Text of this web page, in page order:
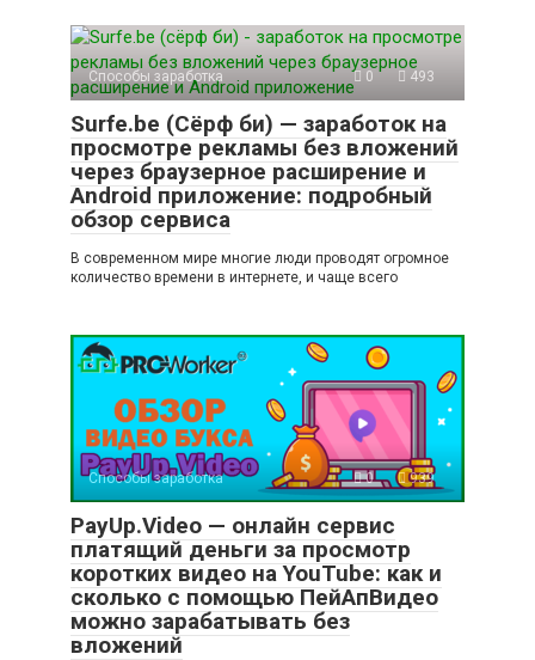
Способы заработка 0 493
Surfe.be (Сёрф би) — заработок на
просмотре рекламы без вложений
через браузерное расширение и
Android приложение: подробный
обзор сервиса
В современном мире многие люди проводят огромное
количество времени в интернете, и чаще всего
Способы заработка 0 939
PayUp.Video — онлайн сервис
платящий деньги за просмотр
коротких видео на YouTube: как и
сколько с помощью ПейАпВидео
можно зарабатывать без
вложений